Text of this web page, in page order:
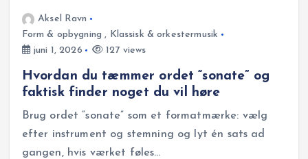
Aksel Ravn
Form & opbygning , Klassisk & orkestermusik
juni 1, 2026
127 views
Hvordan du tæmmer ordet “sonate” og
faktisk finder noget du vil høre
Brug ordet “sonate” som et formatmærke: vælg
efter instrument og stemning og lyt én sats ad
gangen, hvis værket føles…